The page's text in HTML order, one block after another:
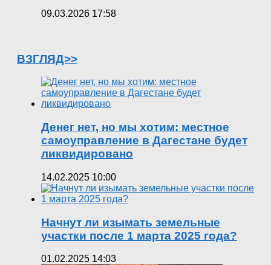
09.03.2026 17:58
ВЗГЛЯД>>
Денег нет, но мы хотим: местное
самоуправление в Дагестане будет
ликвидировано
14.02.2025 10:00
Начнут ли изымать земельные
участки после 1 марта 2025 года?
01.02.2025 14:03